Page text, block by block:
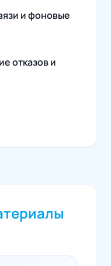
и фоновые
отказов и